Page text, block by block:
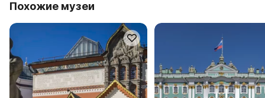
Похожие музеи